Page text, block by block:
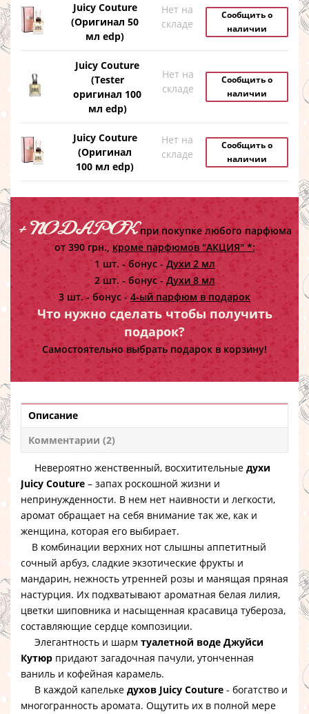
Juicy Couture
(Оригинал 50
мл edp)
Нет на
складе
Сообщить о
наличии
Juicy Couture
(Tester
оригинал 100
мл edp)
Нет на
складе
Сообщить о
наличии
Juicy Couture
(Оригинал
100 мл edp)
Нет на
складе
Сообщить о
наличии
+ ПОДАРОКпри покупке любого парфюма
от 390 грн., кроме парфюмов "АКЦИЯ" *:
1 шт. - бонус - Духи 2 мл
2 шт. - бонус -Духи 8 мл
3 шт. - бонус - 4-ый парфюм в подарок
Что нужно сделать чтобы получить
подарок?
Самостоятельно выбрать подарок в корзину!
Описание
Комментарии (2)
Невероятно женственный, восхитительные духи
Juicy Couture – запах роскошной жизни и
непринужденности. В нем нет наивности и легкости,
аромат обращает на себя внимание так же, как и
женщина, которая его выбирает.
В комбинации верхних нот слышны аппетитный
сочный арбуз, сладкие экзотические фрукты и
мандарин, нежность утренней розы и манящая пряная
настурция. Их подхватывают ароматная белая лилия,
цветки шиповника и насыщенная красавица тубероза,
составляющие сердце композиции.
Элегантность и шарм туалетной воде Джуйси
Кутюр придают загадочная пачули, утонченная
ваниль и кофейная карамель.
В каждой капельке духов Juicy Couture - богатство и
многогранность аромата. Ощутить их в полной мере